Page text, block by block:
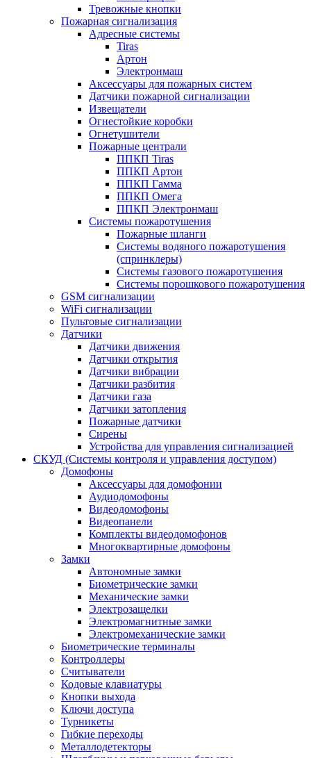
Тревожные кнопки
Пожарная сигнализация
Адресные системы
Tiras
Артон
Электронмаш
Аксессуары для пожарных систем
Датчики пожарной сигнализации
Извещатели
Огнестойкие коробки
Огнетушители
Пожарные централи
ППКП Tiras
ППКП Артон
ППКП Гамма
ППКП Омега
ППКП Электронмаш
Системы пожаротушения
Пожарные шланги
Системы водяного пожаротушения
(спринклеры)
Системы газового пожаротушения
Системы порошкового пожаротушения
GSM сигнализации
WiFi сигнализации
Пультовые сигнализации
Датчики
Датчики движения
Датчики открытия
Датчики вибрации
Датчики разбития
Датчики газа
Датчики затопления
Пожарные датчики
Сирены
Устройства для управления сигнализацией
СКУД (Системы контроля и управления доступом)
Домофоны
Аксессуары для домофонии
Аудиодомофоны
Видеодомофоны
Видеопанели
Комплекты видеодомофонов
Многоквартирные домофоны
Замки
Автономные замки
Биометрические замки
Механические замки
Электрозащелки
Электромагнитные замки
Электромеханические замки
Биометрические терминалы
Контроллеры
Считыватели
Кодовые клавиатуры
Кнопки выхода
Ключи доступа
Турникеты
Гибкие переходы
Металлодетекторы